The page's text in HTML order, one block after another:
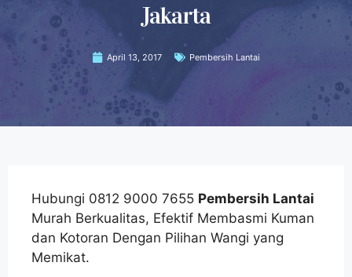
Jakarta
April 13, 2017 Pembersih Lantai
Hubungi 0812 9000 7655 Pembersih Lantai
Murah Berkualitas, Efektif Membasmi Kuman
dan Kotoran Dengan Pilihan Wangi yang
Memikat.